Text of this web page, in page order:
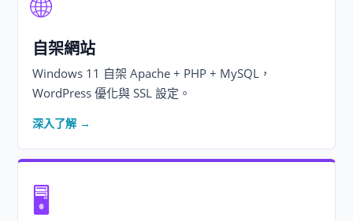
自架網站
Windows 11 自架 Apache + PHP + MySQL，
WordPress 優化與 SSL 設定。
深入了解 →
🖥️